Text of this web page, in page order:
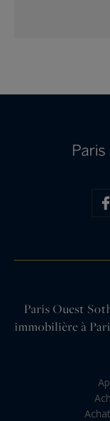
Paris Ouest
immobilière à